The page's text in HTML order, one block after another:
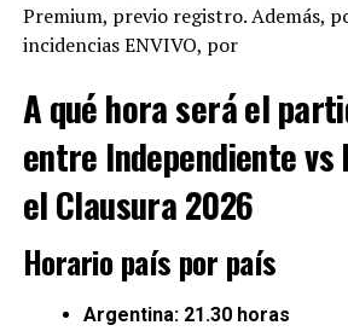
Premium, previo registro. Además,
incidencias ENVIVO, por
A qué hora será el
entre Independiente
el Clausura 2026
Horario país por país
Argentina: 21.30 horas